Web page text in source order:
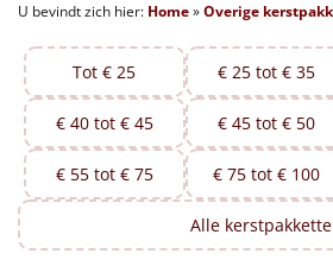
€25 tot €35
€35 tot €40
€40 tot €45
€45 tot €50
€50 tot €55
U bevindt zich hier: Home»Overige
Tot € 25 € 25 tot € 35
€ 40 tot € 45 € 45 tot € 50
€ 55 tot € 75 € 75 tot € 100
Alle